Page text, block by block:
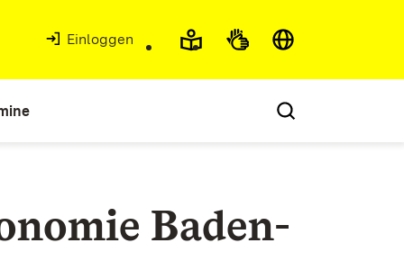
Einloggen
Baden-